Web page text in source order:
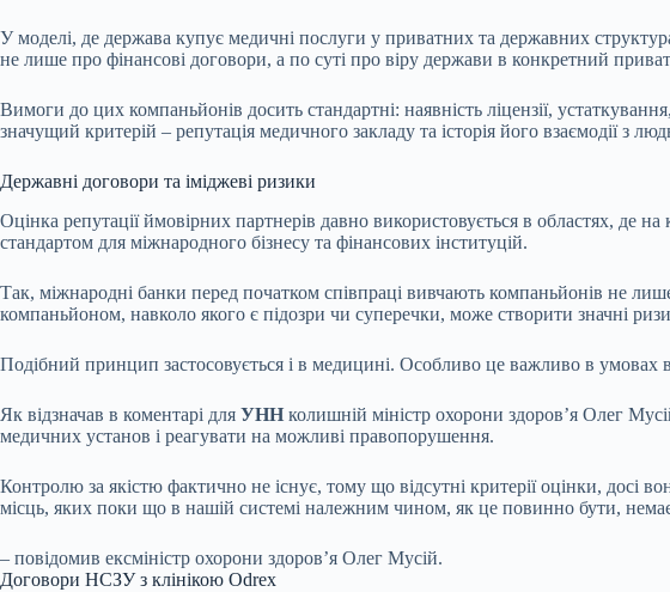
У моделі, де держава купує медичні послуги у приватних та державних
не лише про фінансові договори, а по суті про віру держави в конкретний
Вимоги до цих компаньйонів досить стандартні: наявність ліцензії,
значущий критерій – репутація медичного закладу та історія його взаємодії з
Державні договори та іміджеві ризики
Оцінка репутації ймовірних партнерів давно використовується в областях, де
стандартом для міжнародного бізнесу та фінансових інституцій.
Так, міжнародні банки перед початком співпраці вивчають компаньйонів не
компаньйоном, навколо якого є підозри чи суперечки, може створити значні
Подібний принцип застосовується і в медицині. Особливо це важливо в умовах
Як відзначав в коментарі для УНН колишній міністр охорони здоров’я Олег
медичних установ і реагувати на можливі правопорушення.
Контролю за якістю фактично не існує, тому що відсутні критерії оцінки,
місць, яких поки що в нашій системі належним чином, як це повинно бути,
– повідомив ексміністр охорони здоров’я Олег Мусій.
Договори НСЗУ з клінікою Odrex